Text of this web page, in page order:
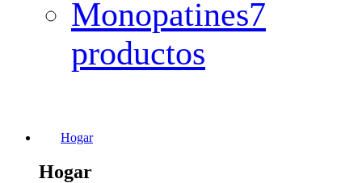
Monopatines7
productos
Hogar
Hogar